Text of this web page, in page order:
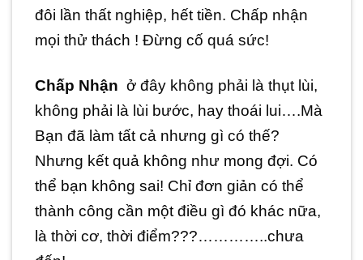
đôi lần thất nghiệp, hết tiền. Chấp nhận
mọi thử thách ! Đừng cố quá sức!
Chấp Nhận ở đây không phải là thụt lùi,
không phải là lùi bước, hay thoái lui….Mà
Bạn đã làm tất cả nhưng gì có thế?
Nhưng kết quả không như mong đợi. Có
thể bạn không sai! Chỉ đơn giản có thể
thành công cần một điều gì đó khác nữa,
là thời cơ, thời điểm???…………..chưa